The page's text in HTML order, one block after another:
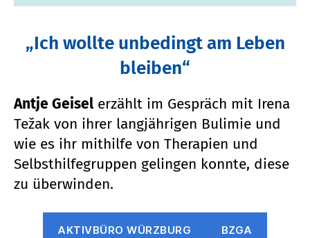
„Ich wollte unbedingt am Leben
bleiben“
Antje Geiselerzählt im Gespräch mit Irena
Težak von ihrer langjährigen Bulimie und
wie es ihr mithilfe von Therapien und
Selbsthilfegruppen gelingen konnte, diese
zu überwinden.
AKTIVBÜRO WÜRZBURG BZGA